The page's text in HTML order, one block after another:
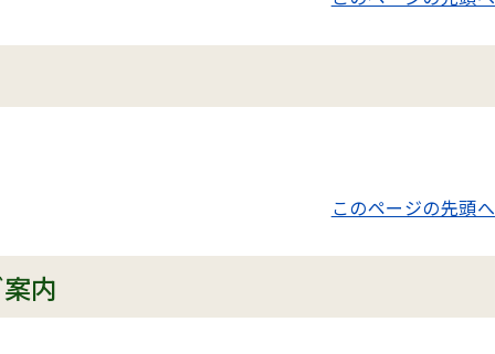
このページの先頭へ
内